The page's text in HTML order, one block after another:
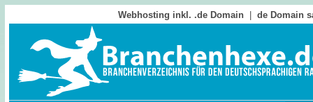
Webhosting inkl. .de Domain de Domain